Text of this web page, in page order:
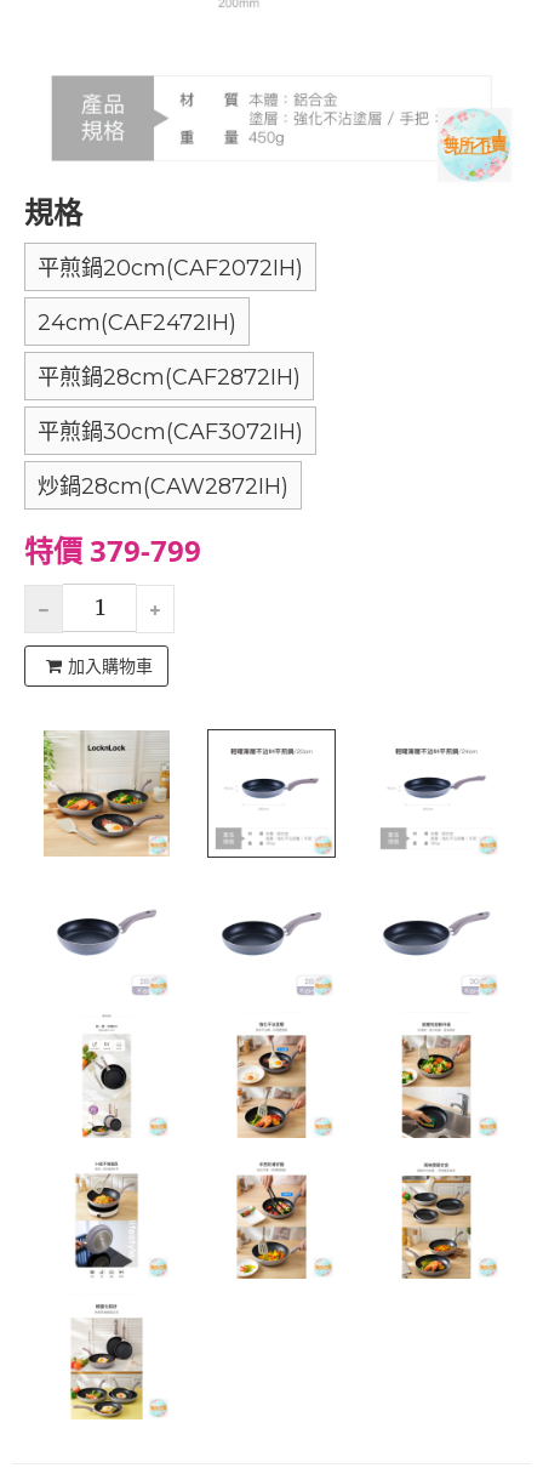
規格
平煎鍋20cm(CAF2072IH)
24cm(CAF2472IH)
平煎鍋28cm(CAF2872IH)
平煎鍋30cm(CAF3072IH)
炒鍋28cm(CAW2872IH)
特價 379-799
加入購物車